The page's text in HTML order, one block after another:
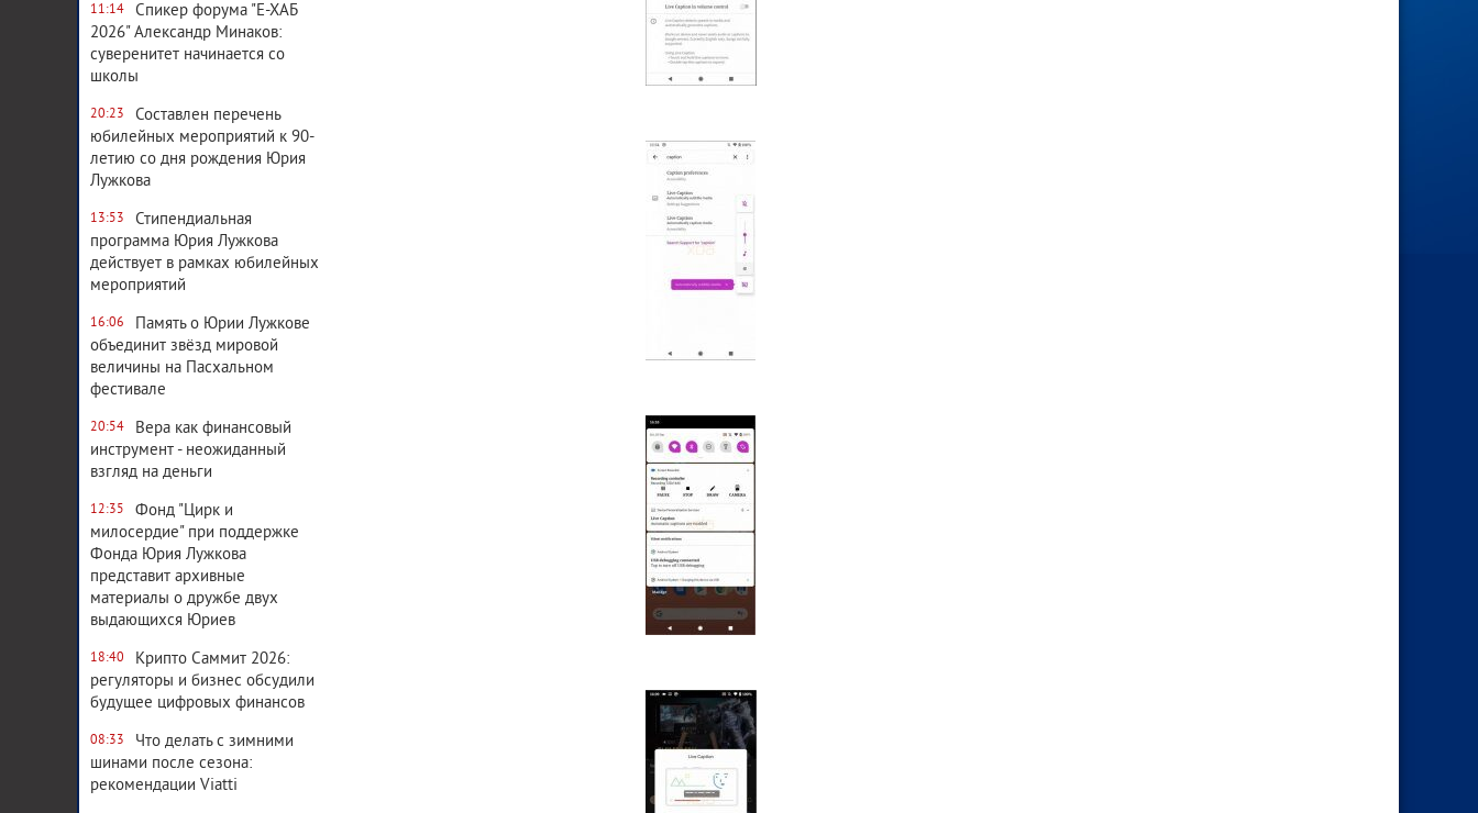
11:14
Спикер форума "Е-ХАБ
2026" Александр Минаков:
суверенитет начинается со
школы
20:23
Составлен перечень
юбилейных мероприятий к 90-
летию со дня рождения Юрия
Лужкова
13:53
Стипендиальная
программа Юрия Лужкова
действует в рамках юбилейных
мероприятий
16:06
Память о Юрии Лужкове
объединит звёзд мировой
величины на Пасхальном
фестивале
20:54
Вера как финансовый
инструмент - неожиданный
взгляд на деньги
12:35
Фонд "Цирк и
милосердие" при поддержке
Фонда Юрия Лужкова
представит архивные
материалы о дружбе двух
выдающихся Юриев
18:40
Крипто Саммит 2026:
регуляторы и бизнес обсудили
будущее цифровых финансов
08:33
Что делать с зимними
шинами после сезона:
рекомендации Viatti